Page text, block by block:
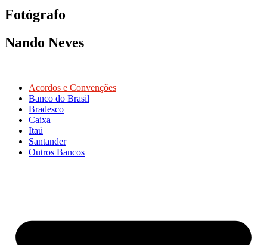
Fotógrafo
Nando Neves
Acordos e Convenções
Banco do Brasil
Bradesco
Caixa
Itaú
Santander
Outros Bancos